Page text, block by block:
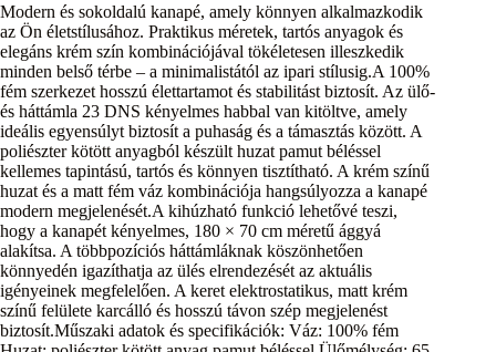
Modern és sokoldalú kanapé, amely könnyen alkalmazkodik
az Ön életstílusához. Praktikus méretek, tartós anyagok és
elegáns krém szín kombinációjával tökéletesen illeszkedik
minden belső térbe – a minimalistától az ipari stílusig.A 100%
fém szerkezet hosszú élettartamot és stabilitást biztosít. Az ülő-
és háttámla 23 DNS kényelmes habbal van kitöltve, amely
ideális egyensúlyt biztosít a puhaság és a támasztás között. A
poliészter kötött anyagból készült huzat pamut béléssel
kellemes tapintású, tartós és könnyen tisztítható. A krém színű
huzat és a matt fém váz kombinációja hangsúlyozza a kanapé
modern megjelenését.A kihúzható funkció lehetővé teszi,
hogy a kanapét kényelmes, 180 × 70 cm méretű ággyá
alakítsa. A többpozíciós háttámláknak köszönhetően
könnyedén igazíthatja az ülés elrendezését az aktuális
igényeinek megfelelően. A keret elektrostatikus, matt krém
színű felülete karcálló és hosszú távon szép megjelenést
biztosít.Műszaki adatok és specifikációk: Váz: 100% fém